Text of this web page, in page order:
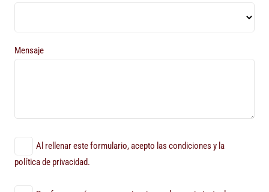
Mensaje
Al rellenar este formulario, acepto las condiciones y la
política de privacidad.